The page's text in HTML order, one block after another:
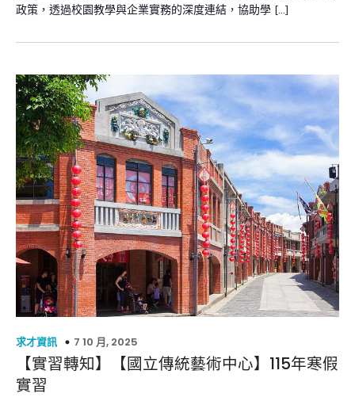
政策，透過校園教學與企業實務的深度連結，協助學 […]
求才資訊 7 10 月, 2025
【實習轉知】【國立傳統藝術中心】115年寒假
實習